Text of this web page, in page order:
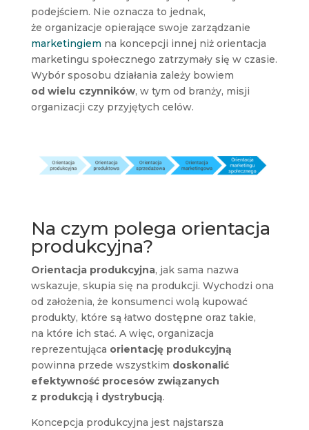
podejściem. Nie oznacza to jednak,
że organizacje opierające swoje zarządzanie
marketingiem na koncepcji innej niż orientacja
marketingu społecznego zatrzymały się w czasie.
Wybór sposobu działania zależy bowiem
od wielu czynników, w tym od branży, misji
organizacji czy przyjętych celów.
Na czym polega orientacja
produkcyjna?
Orientacja produkcyjna, jak sama nazwa
wskazuje, skupia się na produkcji. Wychodzi ona
od założenia, że konsumenci wolą kupować
produkty, które są łatwo dostępne oraz takie,
na które ich stać. A więc, organizacja
reprezentująca orientację produkcyjną
powinna przede wszystkim doskonalić
efektywność procesów związanych
z produkcją i dystrybucją.
Koncepcja produkcyjna jest najstarsza